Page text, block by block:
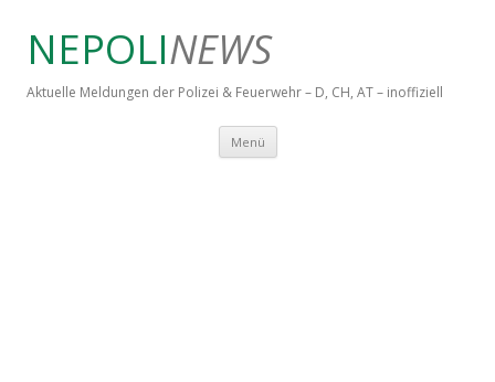
NEPOLINEWS
Aktuelle Meldungen der Polizei & Feuerwehr – D, CH, AT – inoffiziell
Menü Springe zum Inhalt